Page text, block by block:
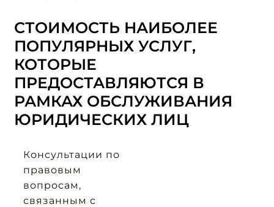
СТОИМОСТЬ НАИБОЛЕЕ
ПОПУЛЯРНЫХ УСЛУГ,
КОТОРЫЕ
ПРЕДОСТАВЛЯЮТСЯ В
РАМКАХ ОБСЛУЖИВАНИЯ
ЮРИДИЧЕСКИХ ЛИЦ
Консультации по
правовым
вопросам,
связанным с